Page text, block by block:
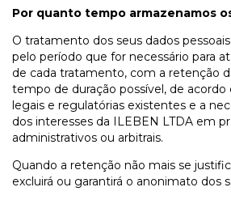
Por quanto tempo armazenamos
O tratamento dos seus dados
pelo período que for necessário para
de cada tratamento, com a retenção
tempo de duração possível, de
legais e regulatórias existentes e a
dos interesses da ILEBEN LTDA em
administrativos ou arbitrais.
Quando a retenção não mais se
excluirá ou garantirá o anonimato dos